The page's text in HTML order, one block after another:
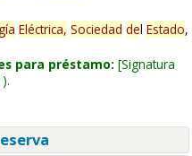
Eléctrica, Sociedad del Estado,
para préstamo: Signatura